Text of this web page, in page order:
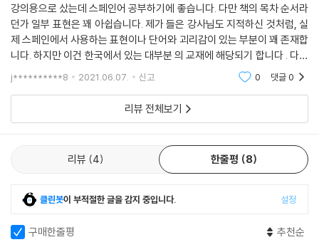
강의용으로 샀는데 스페인어 공부하기에 좋습니다. 다만 책의 목차 순서라
던가 일부 표현은 꽤 아쉽습니다. 제가 들은 강사님도 지적하신 것처럼, 실
제 스페인에서 사용하는 표현이나 단어와 괴리감이 있는 부분이 꽤 존재합
니다. 하지만 이건 한국에서 있는 대부분 의 교재에 해당되기 합니다 . 다만
원어민이 같이 지필하였고, 실제 스페인에서 사용하는 표현들을 다루기 좋
은 책이라
j**********8 2021.06.07. 신고 0 댓글0
리뷰 전체보기
리뷰 4 한줄평 8
클린봇이 부적절한 글을 감지 중입니다. 설정
구매한줄평 추천순